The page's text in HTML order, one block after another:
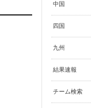
中国
四国
九州
結果速報
チーム検索